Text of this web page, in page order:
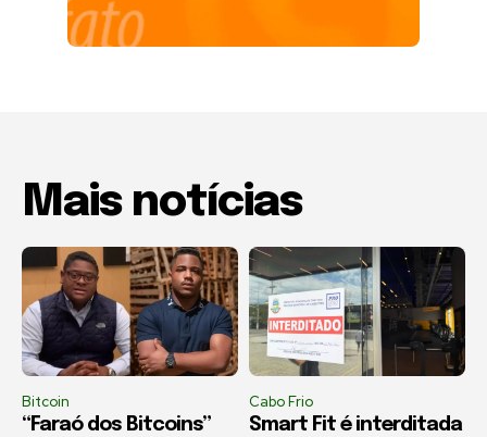
Mais notícias
Bitcoin
“Faraó dos Bitcoins”
Cabo Frio
Smart Fit é interditada